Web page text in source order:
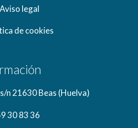
Aviso legal
de cookies
n 21630 Beas (Huelva)
30 83 36